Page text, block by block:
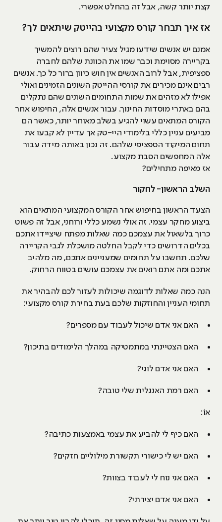
קצת יותר קשה, אבל זה בהחלט אפשרי.
אז איך תבחר קורס מקצועי בהייטק שיתאים לך?
אמנם יש אנשים שידעו מגיל צעיר שהם רוצים להמשיך
בקריירה מסוימת וכבר שמו את הכוונת שלהם לחברה
ספציפית, אבל לרוב האנשים אין חוש כיוון ברור כל כך. אנשים
רבים אינם מכירים את קורסי ההייטק השונים הזמינים ואולי
אפילו לא מזהים את שמות התחומים השונים שהם נתקלים
בהם באתרי מוסדות החינוך. עבור אנשים אלה, החיפוש אחר
הקורס המתאים עשוי להגיע בשלב מאוחר יותר, כאשר הם
מביעים עניין כללי בלימודי היי-טק אך עדיין לא קבעו את
תחום המיקוד הספציפי שלהם. זה נכון באותה מידה עבור
אלה המחפשים הסבת מקצוע.
אז מאיפה מתחילים?
השלב הראשון- לחקור
הצעד הראשון בחיפוש אחר הקורס המקצועי המתאים הוא
ביצוע מחקר עצמי. זה אולי נשמע כללי ורוחני, אבל זה פשוט
כרוך בלשאול את עצמכם כמה שאלות מפתח שיציידו אתכם
בכלים הדרושים כדי לקבל החלטה מושכלת לגבי הקריירה
שלכם. תחשבו על תחומים שמעניינים אתכם, מה מלהיב
אתכם ומה אתם רואים את עצמכם עושים בטווח הרחוק.
הנה כמה שאלות לדוגמה שיכולות לעזור לכם להבהיר את
תחומי העניין והחוזקות שלכם בעת בחירת קורס מקצועי:
האם אני אדם שיכול לעבוד עם מספרים?
האם הצטיינתי במתמטיקה במהלך הלימודים בתיכון?
האם אני אדם לוגי?
האם רמת האנגלית שלי טובה?
אוֹ:
האם כיף לי להביע את עצמי באמצעות כתיבה?
האם יש לי כישורי תקשורת מילוליים חזקים?
האם אני נוח לי לעבוד בצוות?
האם אני אדם יצירתי?